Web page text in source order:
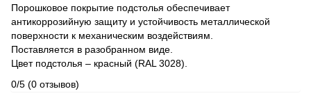
Порошковое покрытие подстолья обеспечивает
антикоррозийную защиту и устойчивость металлической
поверхности к механическим воздействиям.
Поставляется в разобранном виде.
Цвет подстолья – красный (RAL 3028).
0/5 (0 отзывов)